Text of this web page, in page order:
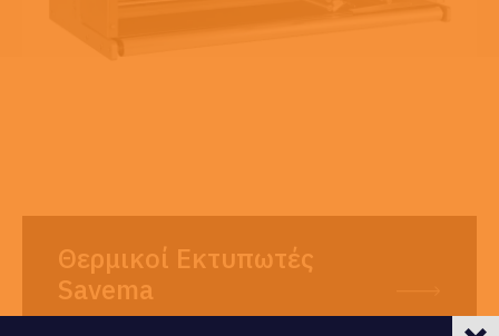
Θερμικοί Εκτυπωτές
Savema